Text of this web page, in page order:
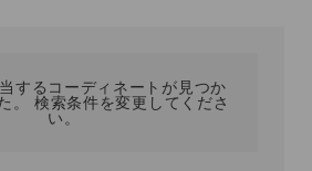
するコーディネートが見つか
。 検索条件を変更してくださ
い。